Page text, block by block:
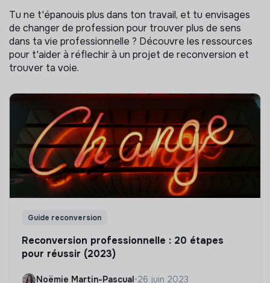
Tu ne t'épanouis plus dans ton travail, et tu envisages
de changer de profession pour trouver plus de sens
dans ta vie professionnelle ? Découvre les ressources
pour t'aider à réflechir à un projet de reconversion et
trouver ta voie.
Guide reconversion
Reconversion professionnelle : 20 étapes
pour réussir (2023)
Noëmie Martin-Pascual •26 juin 2023